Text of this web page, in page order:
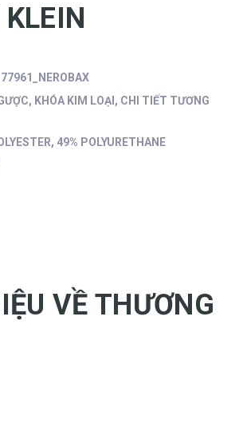
KHÓA KIM LOẠI, CHI TIẾT TƯƠNG
49% POLYURETHANE
VỀ THƯƠNG